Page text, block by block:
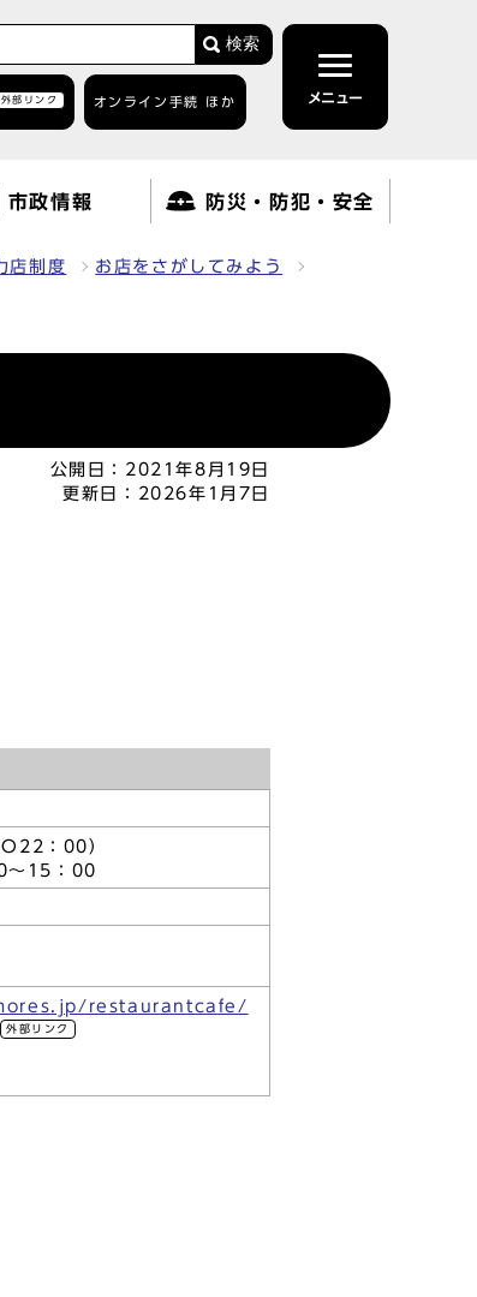
検索
外部リンク オンライン手続 ほか メニュー
市政情報 防災・防犯・安全
店制度 お店をさがしてみよう
公開日： 2021年8月19日
更新日：
2026年1月7日
：00）
～15：00
restaurantcafe/
外部リンク